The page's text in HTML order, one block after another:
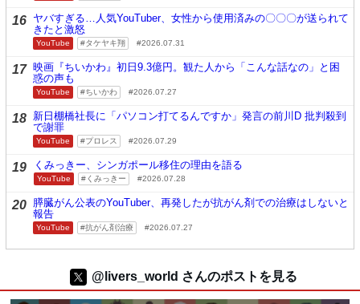
16 ヤバすぎる…人気YouTuber、女性から使用済みの〇〇〇が送られて
きたと激怒
YouTube タケヤキ翔 2026.07.31
17 映画『ちいかわ』初日9.3億円。観た人から「こんな話なの」と困
惑の声も
YouTube ちいかわ 2026.07.27
18 新日棚橋社長に「パソコン打てるんですか」発言の前川D 批判殺到
で謝罪
YouTube プロレス 2026.07.29
19 くみっきー、シンガポール移住の理由を語る
YouTube くみっきー 2026.07.28
20 膵臓がん公表のYouTuber、再発したが抗がん剤での治療はしないと
報告
YouTube 抗がん剤治療 2026.07.27
@livers_world さんのポストを見る